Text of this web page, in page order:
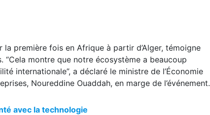
la première fois en Afrique à partir d’Alger, témoigne
“Cela montre que notre écosystème a beaucoup
internationale”, a déclaré le ministre de l’Économie
Noureddine Ouaddah, en marge de l’événement.
avec la technologie